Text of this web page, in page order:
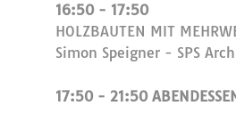
16:50 - 17:50
HOLZBAUTEN MIT
Simon Speigner - SPS
17:50 - 21:50